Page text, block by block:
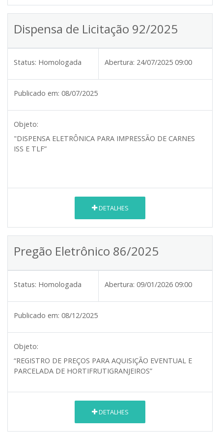
Dispensa de Licitação 92/2025
Status: Homologada Abertura: 24/07/2025 09:00
Publicado em: 08/07/2025
Objeto:
"DISPENSA ELETRÔNICA PARA IMPRESSÃO DE CARNES
ISS E TLF”
DETALHES
Pregão Eletrônico 86/2025
Status: Homologada Abertura: 09/01/2026 09:00
Publicado em: 08/12/2025
Objeto:
“REGISTRO DE PREÇOS PARA AQUISIÇÃO EVENTUAL E
PARCELADA DE HORTIFRUTIGRANJEIROS”
DETALHES